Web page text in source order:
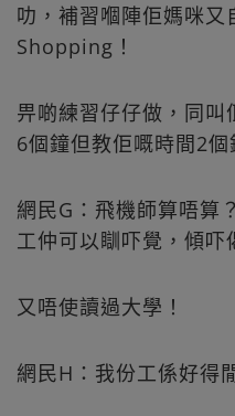
叻，補習嗰陣佢媽咪又
Shopping！
畀啲練習仔仔做，同
6個鐘但教佢嘅時間2
網民G：飛機師算唔算
工仲可以瞓吓覺，傾吓
又唔使讀過大學！
網民H：我份工係好得